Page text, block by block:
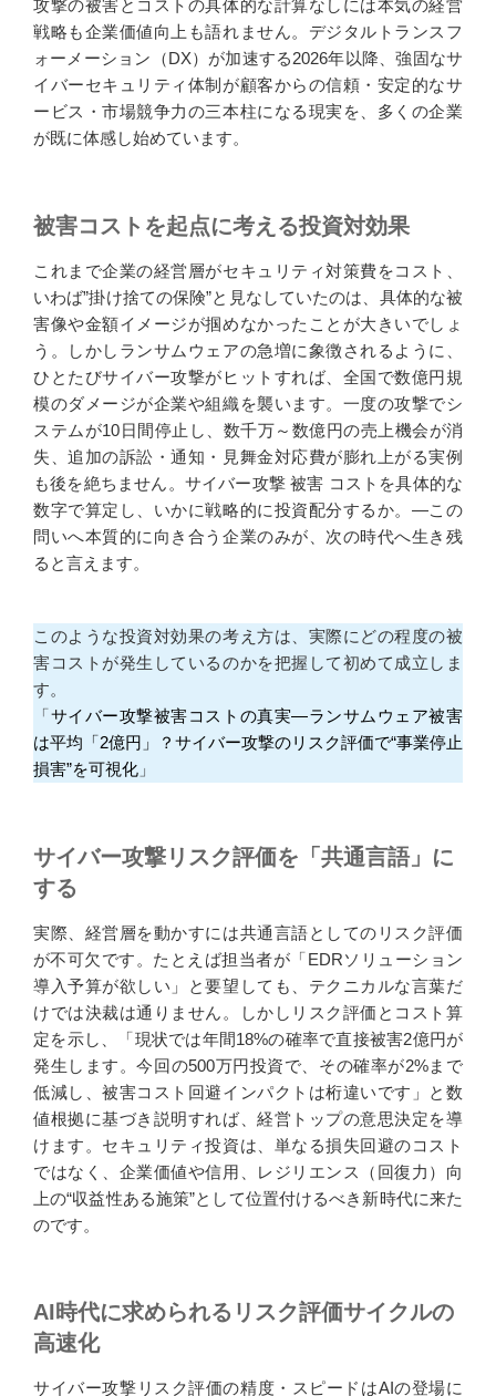
攻撃の被害とコストの具体的な計算なしには本気の経営
戦略も企業価値向上も語れません。デジタルトランスフ
ォーメーション（DX）が加速する2026年以降、強固なサ
イバーセキュリティ体制が顧客からの信頼・安定的なサ
ービス・市場競争力の三本柱になる現実を、多くの企業
が既に体感し始めています。
被害コストを起点に考える投資対効果
これまで企業の経営層がセキュリティ対策費をコスト、
いわば”掛け捨ての保険”と見なしていたのは、具体的な被
害像や金額イメージが掴めなかったことが大きいでしょ
う。しかしランサムウェアの急増に象徴されるように、
ひとたびサイバー攻撃がヒットすれば、全国で数億円規
模のダメージが企業や組織を襲います。一度の攻撃でシ
ステムが10日間停止し、数千万～数億円の売上機会が消
失、追加の訴訟・通知・見舞金対応費が膨れ上がる実例
も後を絶ちません。サイバー攻撃 被害 コストを具体的な
数字で算定し、いかに戦略的に投資配分するか。—この
問いへ本質的に向き合う企業のみが、次の時代へ生き残
ると言えます。
このような投資対効果の考え方は、実際にどの程度の被
害コストが発生しているのかを把握して初めて成立しま
す。
「サイバー攻撃被害コストの真実―ランサムウェア被害
は平均「2億円」？サイバー攻撃のリスク評価で“事業停止
損害”を可視化 」
サイバー攻撃リスク評価を「共通言語」に
する
実際、経営層を動かすには共通言語としてのリスク評価
が不可欠です。たとえば担当者が「EDRソリューション
導入予算が欲しい」と要望しても、テクニカルな言葉だ
けでは決裁は通りません。しかしリスク評価とコスト算
定を示し、「現状では年間18%の確率で直接被害2億円が
発生します。今回の500万円投資で、その確率が2%まで
低減し、被害コスト回避インパクトは桁違いです」と数
値根拠に基づき説明すれば、経営トップの意思決定を導
けます。セキュリティ投資は、単なる損失回避のコスト
ではなく、企業価値や信用、レジリエンス（回復力）向
上の“収益性ある施策”として位置付けるべき新時代に来た
のです。
AI時代に求められるリスク評価サイクルの
高速化
サイバー攻撃リスク評価の精度・スピードはAIの登場に